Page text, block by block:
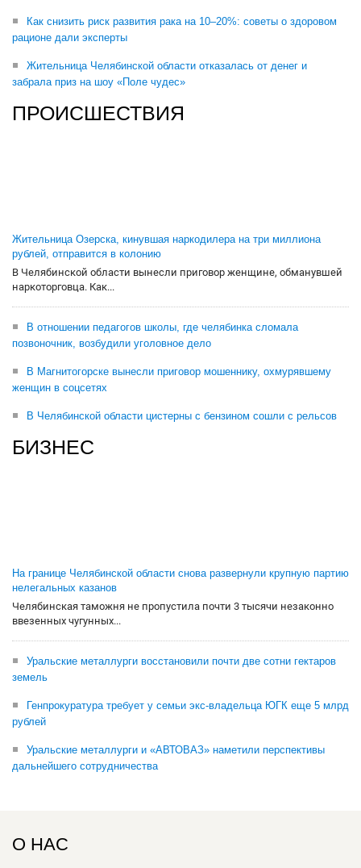
Как снизить риск развития рака на 10–20%: советы о здоровом
рационе дали эксперты
Жительница Челябинской области отказалась от денег и
забрала приз на шоу «Поле чудес»
ПРОИСШЕСТВИЯ
Жительница Озерска, кинувшая наркодилера на три миллиона
рублей, отправится в колонию
В Челябинской области вынесли приговор женщине, обманувшей
наркоторговца. Как...
В отношении педагогов школы, где челябинка сломала
позвоночник, возбудили уголовное дело
В Магнитогорске вынесли приговор мошеннику, охмурявшему
женщин в соцсетях
В Челябинской области цистерны с бензином сошли с рельсов
БИЗНЕС
На границе Челябинской области снова развернули крупную партию
нелегальных казанов
Челябинская таможня не пропустила почти 3 тысячи незаконно
ввезенных чугунных...
Уральские металлурги восстановили почти две сотни гектаров
земель
Генпрокуратура требует у семьи экс-владельца ЮГК еще 5 млрд
рублей
Уральские металлурги и «АВТОВАЗ» наметили перспективы
дальнейшего сотрудничества
О НАС